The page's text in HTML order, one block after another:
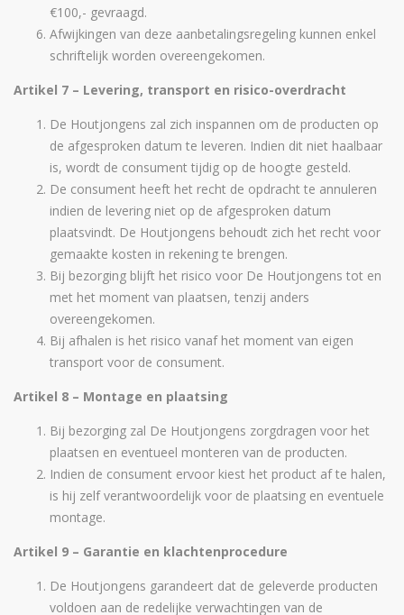
€100,- gevraagd.
Afwijkingen van deze aanbetalingsregeling kunnen enkel
schriftelijk worden overeengekomen.
Artikel 7 – Levering, transport en risico-overdracht
De Houtjongens zal zich inspannen om de producten op
de afgesproken datum te leveren. Indien dit niet haalbaar
is, wordt de consument tijdig op de hoogte gesteld.
De consument heeft het recht de opdracht te annuleren
indien de levering niet op de afgesproken datum
plaatsvindt. De Houtjongens behoudt zich het recht voor
gemaakte kosten in rekening te brengen.
Bij bezorging blijft het risico voor De Houtjongens tot en
met het moment van plaatsen, tenzij anders
overeengekomen.
Bij afhalen is het risico vanaf het moment van eigen
transport voor de consument.
Artikel 8 – Montage en plaatsing
Bij bezorging zal De Houtjongens zorgdragen voor het
plaatsen en eventueel monteren van de producten.
Indien de consument ervoor kiest het product af te halen,
is hij zelf verantwoordelijk voor de plaatsing en eventuele
montage.
Artikel 9 – Garantie en klachtenprocedure
De Houtjongens garandeert dat de geleverde producten
voldoen aan de redelijke verwachtingen van de